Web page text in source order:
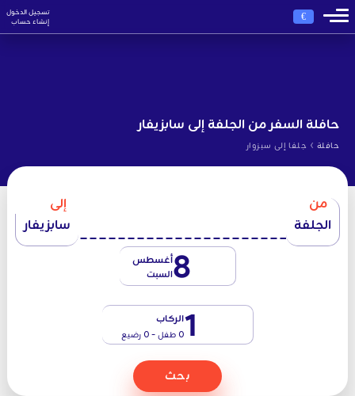
€
تسجيل الدخول
إنشاء حساب
حافلة السفر من الجلفة إلى سابزيفار
حافلة › جلفا إلى سبزوار
من
الجلفة
إلى
سابزيفار
8أغسطس
السبت
1الركاب
0 طفل - 0 رضيع
بحث